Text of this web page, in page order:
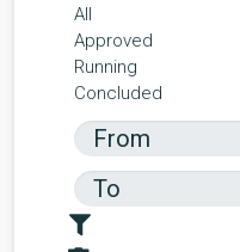
All
Approved
Running
Concluded